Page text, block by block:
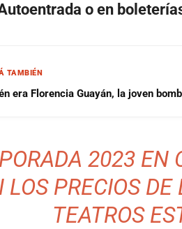
o en
TAMBIÉN
era Florencia Guayán, la joven
2023 EN
LOS PRECIOS
TEATROS